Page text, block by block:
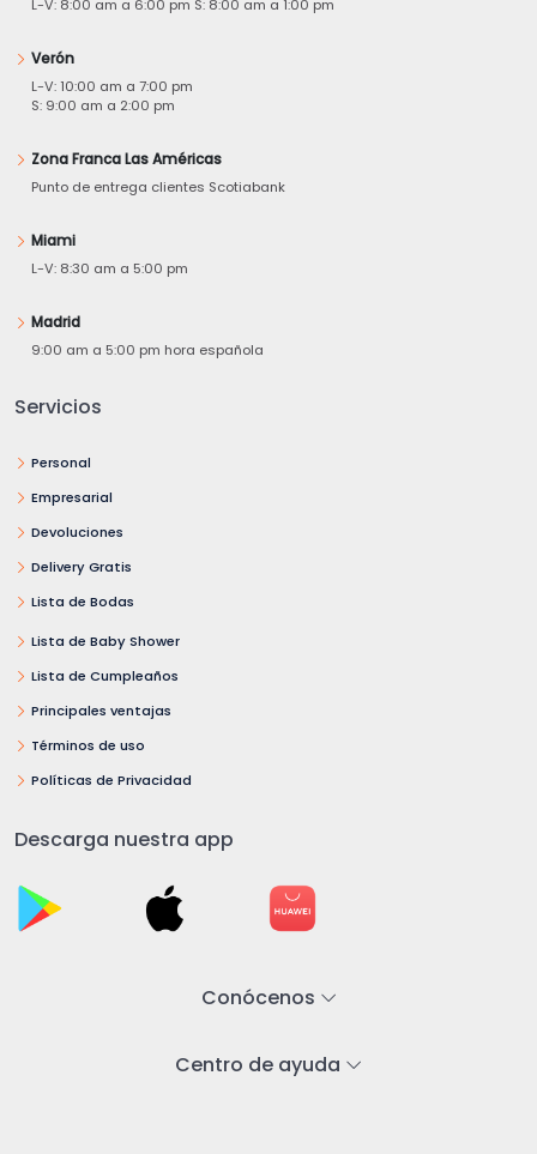
L-V: 8:00 am a 6:00 pm S: 8:00 am a 1:00 pm
Verón
L-V: 10:00 am a 7:00 pm
S: 9:00 am a 2:00 pm
Zona Franca Las Américas
Punto de entrega clientes Scotiabank
Miami
L-V: 8:30 am a 5:00 pm
Madrid
9:00 am a 5:00 pm hora española
Servicios
Personal
Empresarial
Devoluciones
Delivery Gratis
Lista de Bodas
Lista de Baby Shower
Lista de Cumpleaños
Principales ventajas
Términos de uso
Políticas de Privacidad
Descarga nuestra app
Conócenos
Centro de ayuda